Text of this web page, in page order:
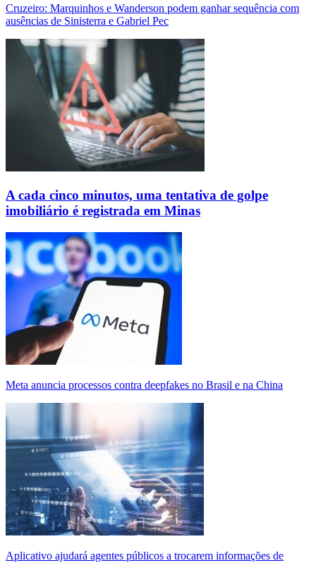
Cruzeiro: Marquinhos e Wanderson podem ganhar sequência com
ausências de Sinisterra e Gabriel Pec
A cada cinco minutos, uma tentativa de golpe
imobiliário é registrada em Minas
Meta anuncia processos contra deepfakes no Brasil e na China
Aplicativo ajudará agentes públicos a trocarem informações de